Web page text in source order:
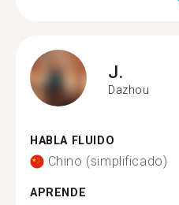
J.
Dazhou
HABLA FLUIDO
Chino (simplificado)
APRENDE